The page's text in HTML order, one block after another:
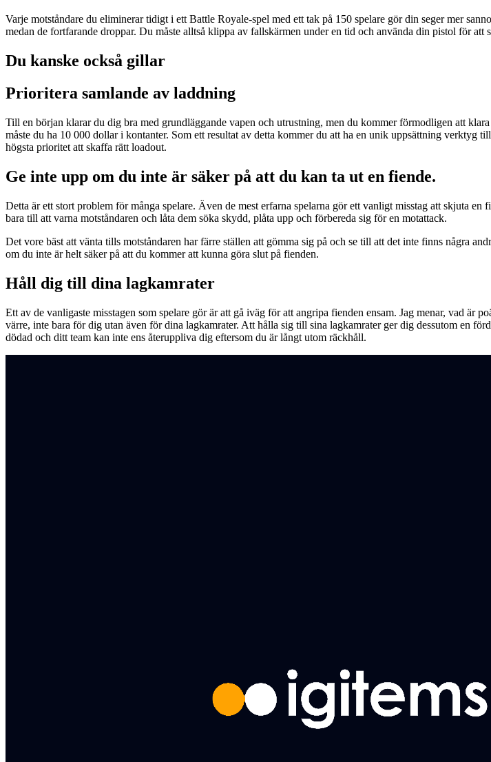
Varje motståndare du eliminerar tidigt i ett Battle Royale-spel med ett tak på 150 spelare gör din seger mer
medan de fortfarande droppar. Du måste alltså klippa av fallskärmen under en tid och använda din pistol för
Du kanske också gillar
Prioritera samlande av laddning
Till en början klarar du dig bra med grundläggande vapen och utrustning, men du kommer förmodligen att
måste du ha 10 000 dollar i kontanter. Som ett resultat av detta kommer du att ha en unik uppsättning
högsta prioritet att skaffa rätt loadout.
Ge inte upp om du inte är säker på att du kan ta ut en fiende.
Detta är ett stort problem för många spelare. Även de mest erfarna spelarna gör ett vanligt misstag att skjuta
bara till att varna motståndaren och låta dem söka skydd, plåta upp och förbereda sig för en motattack.
Det vore bäst att vänta tills motståndaren har färre ställen att gömma sig på och se till att det inte finns några
om du inte är helt säker på att du kommer att kunna göra slut på fienden.
Håll dig till dina lagkamrater
Ett av de vanligaste misstagen som spelare gör är att gå iväg för att angripa fienden ensam. Jag menar, vad är
värre, inte bara för dig utan även för dina lagkamrater. Att hålla sig till sina lagkamrater ger dig dessutom en
dödad och ditt team kan inte ens återuppliva dig eftersom du är långt utom räckhåll.